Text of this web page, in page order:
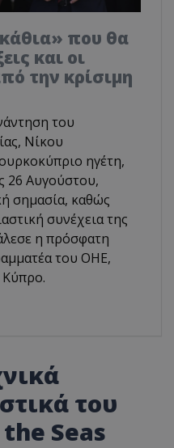
που θα
και οι
την κρίσιμη
του
Νίκου
ηγέτη,
26 Αυγούστου,
σημασία, καθώς
συνέχεια της
η πρόσφατη
του ΟΗΕ,
Κύπρο.
του
Seas